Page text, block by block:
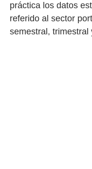
práctica los datos
referido al sector
semestral, trimestral